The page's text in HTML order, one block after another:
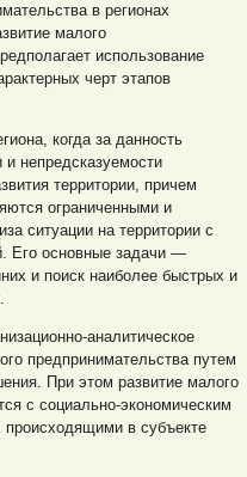
в регионах
малого
использование
черт этапов
когда за данность
и непредсказуемости
территории, причем
ограниченными и
ситуации на территории с
Его основные задачи —
и поиск наиболее быстрых и
аналитическое
предпринимательства путем
При этом развитие малого
с социально-экономическим
происходящими в субъекте